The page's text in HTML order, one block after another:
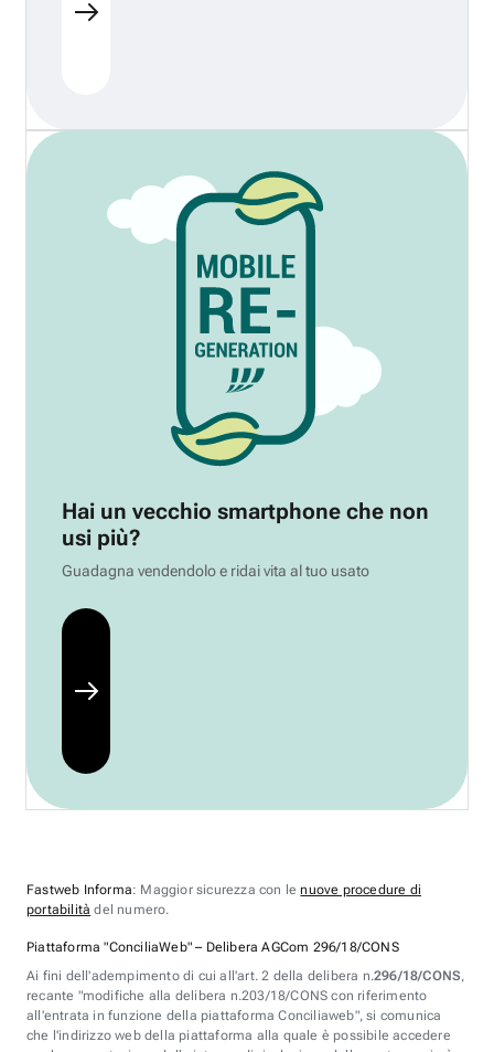
Hai un vecchio smartphone che non
usi più?
Guadagna vendendolo e ridai vita al tuo usato
Fastweb Informa: Maggior sicurezza con lenuove procedure di
portabilità del numero.
Piattaforma "ConciliaWeb" – Delibera AGCom 296/18/CONS
Ai fini dell'adempimento di cui all'art. 2 della delibera n.296/18/CONS,
recante "modifiche alla delibera n.203/18/CONS con riferimento
all'entrata in funzione della piattaforma Conciliaweb", si comunica
che l'indirizzo web della piattaforma alla quale è possibile accedere